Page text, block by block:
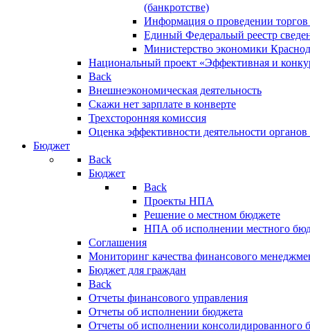
(банкротстве)
Информация о проведении
Единый Федеральый реестр
Министерство экономики
Национальный проект «Эффективная и
Back
Внешнеэкономическая деятельность
Скажи нет зарплате в конверте
Трехсторонняя комиссия
Оценка эффективности деятельности
Бюджет
Back
Бюджет
Back
Проекты НПА
Решение о местном бюджете
НПА об исполнении местного
Соглашения
Мониторинг качества финансового
Бюджет для граждан
Back
Отчеты финансового управления
Отчеты об исполнении бюджета
Отчеты об исполнении консолидированного